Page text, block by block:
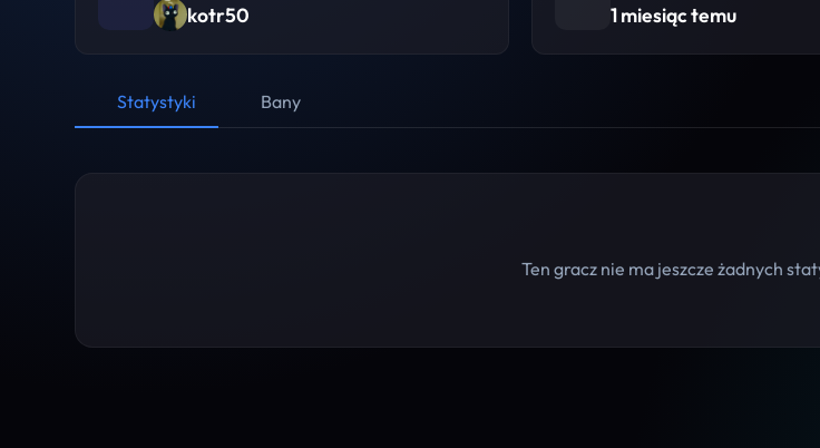
kotr50 1 miesiąc temu
Statystyki Bany
Ten gracz nie ma jeszcze żadnych